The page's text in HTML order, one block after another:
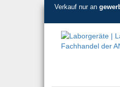
Verkauf nur an